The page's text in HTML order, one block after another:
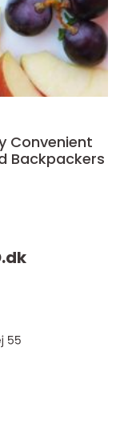
Convenient
Backpackers
dk